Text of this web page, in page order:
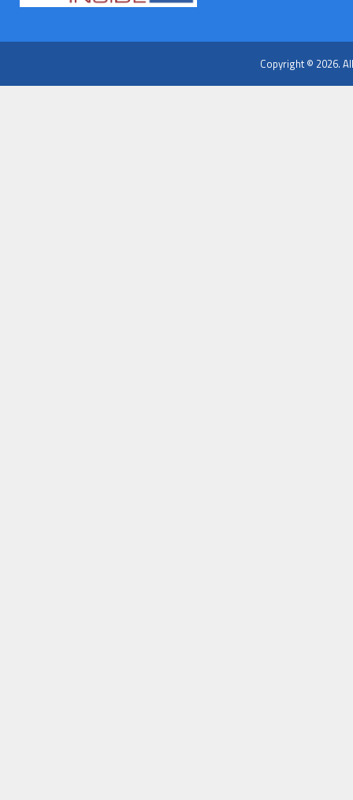
Copyright © 2026.